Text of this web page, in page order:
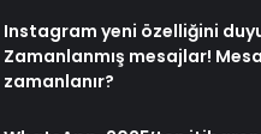
Instagram yeni özelliğini
Zamanlanmış mesajlar!
zamanlanır?